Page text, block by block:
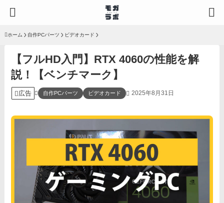
ホーム 自作PCパーツ ビデオカード
【フルHD入門】RTX 4060の性能を解
説！【ベンチマーク】
広告 自作PCパーツ ビデオカード 2025年8月31日